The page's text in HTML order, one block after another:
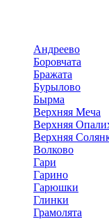
Андреево
Боровчата
Бражата
Бурылово
Бырма
Верхняя Меча
Верхняя
Верхняя
Волково
Гари
Гарино
Гарюшки
Глинки
Грамолята